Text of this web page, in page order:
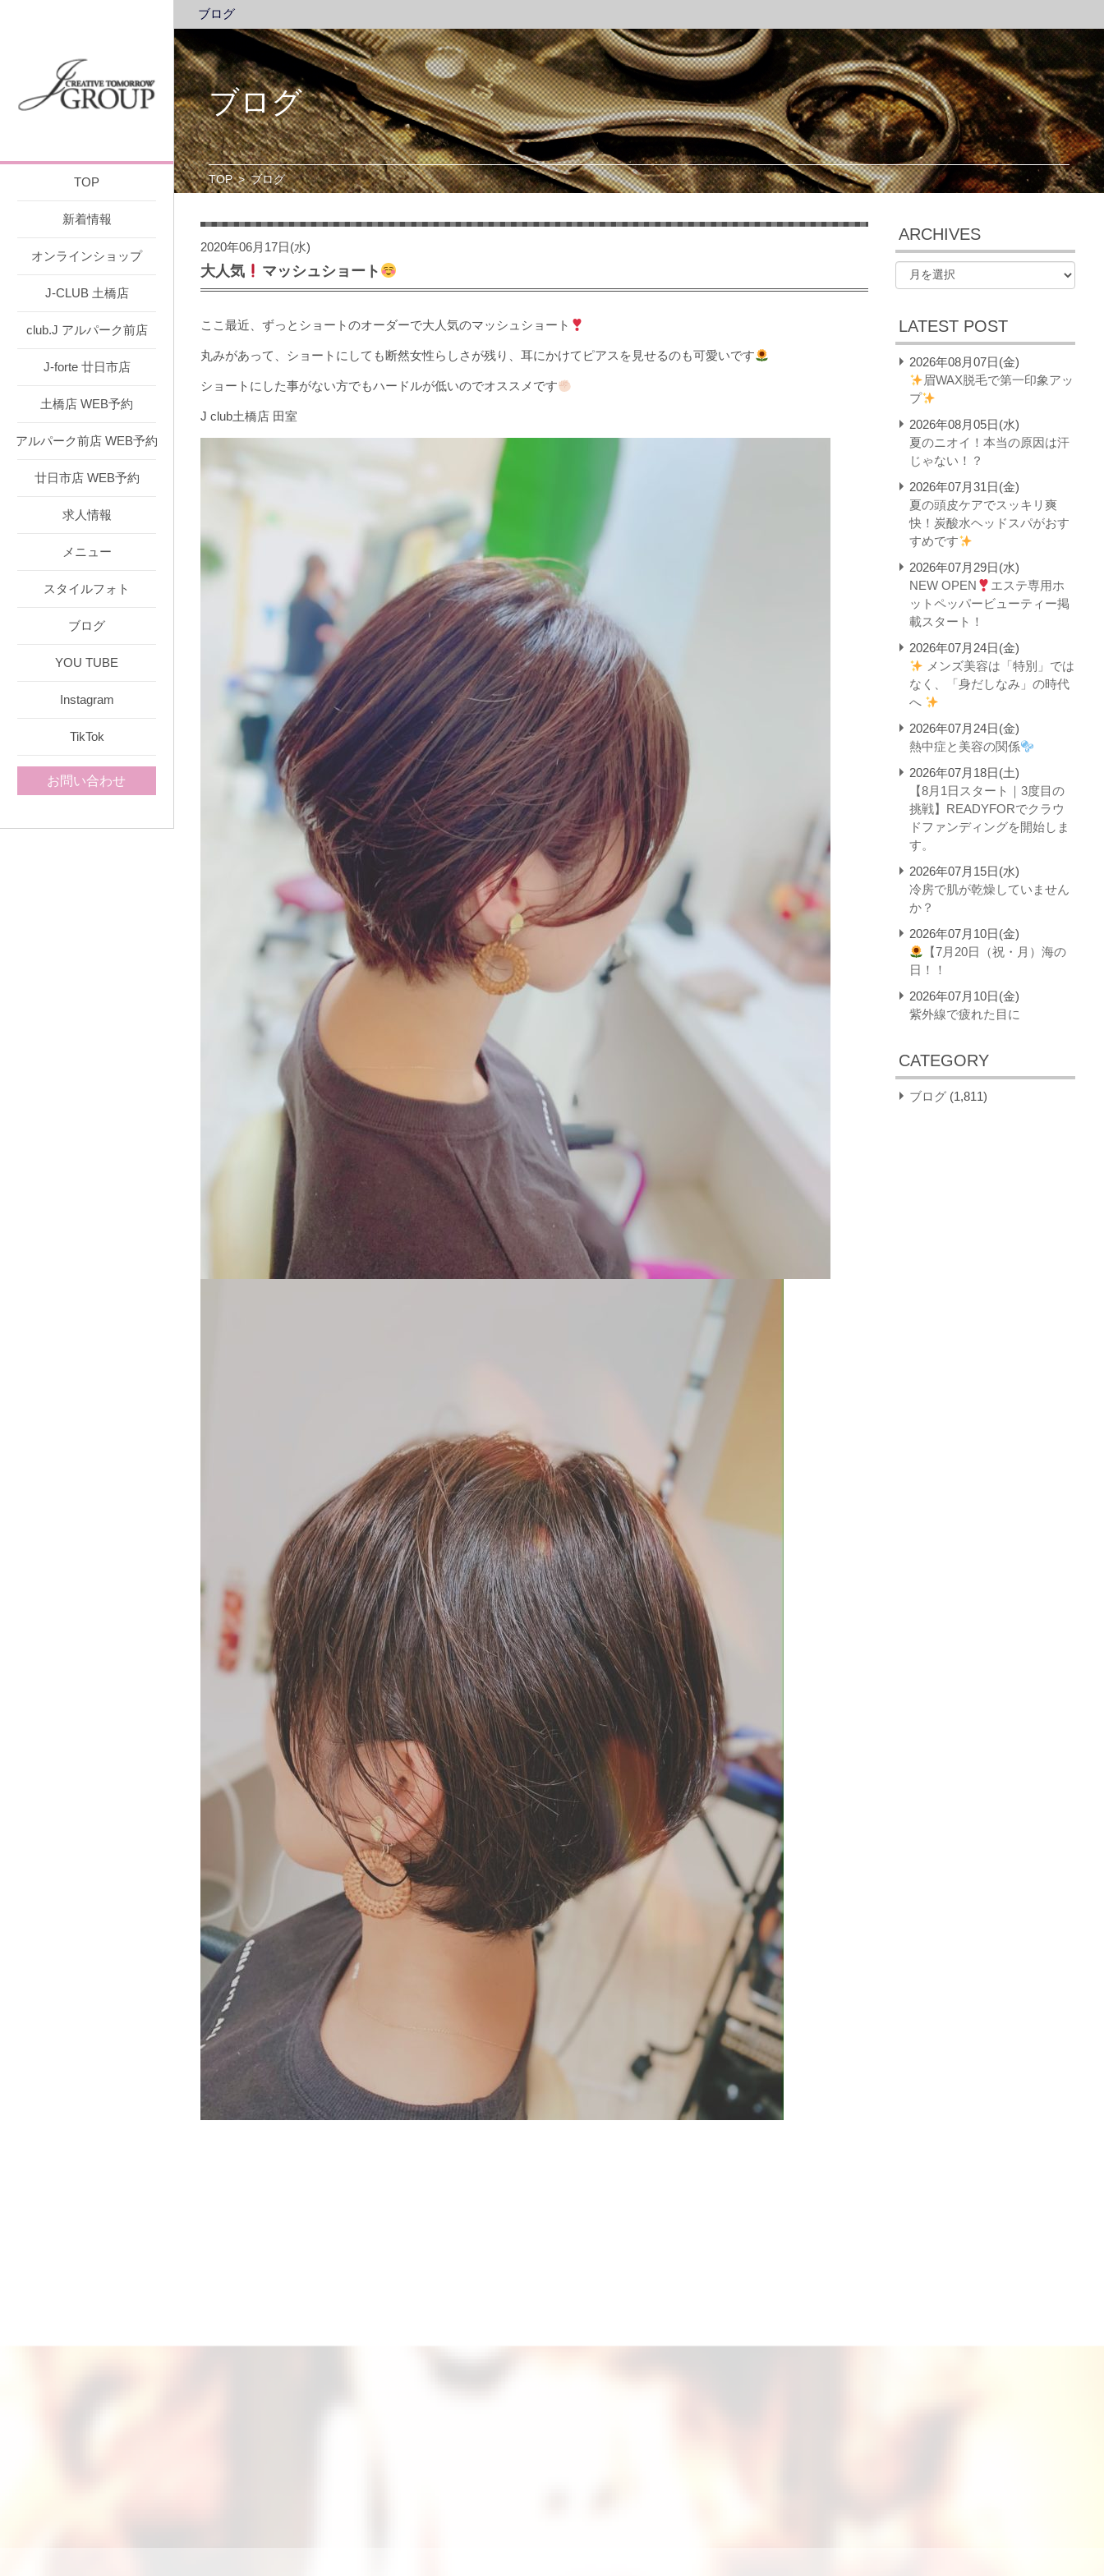
TOP
新着情報
オンラインショップ
J-CLUB 土橋店
club.J アルパーク前店
J-forte 廿日市店
土橋店 WEB予約
アルパーク前店 WEB予約
廿日市店 WEB予約
求人情報
メニュー
スタイルフォト
ブログ
YOU TUBE
Instagram
TikTok
お問い合わせ
ブログ
ブログ
TOP>ブログ
2020年06月17日(水)
大人気 マッシュショート
ここ最近、ずっとショートのオーダーで大人気のマッシュショート
丸みがあって、ショートにしても断然女性らしさが残り、耳にかけてピアスを見せるのも可愛いです
ショートにした事がない方でもハードルが低いのでオススメです
J club土橋店 田室
ARCHIVES
LATEST POST
2026年08月07日(金)
眉WAX脱毛で第一印象アッ
プ
2026年08月05日(水)
夏のニオイ！本当の原因は汗
じゃない！？
2026年07月31日(金)
夏の頭皮ケアでスッキリ爽
快！炭酸水ヘッドスパがおす
すめです
2026年07月29日(水)
NEW OPEN
エステ専用ホ
ットペッパービューティー掲
載スタート！
2026年07月24日(金)
メンズ美容は「特別」では
なく、「身だしなみ」の時代
へ
2026年07月24日(金)
熱中症と美容の関係
2026年07月18日(土)
【8月1日スタート｜3度目の
挑戦】READYFORでクラウ
ドファンディングを開始しま
す。
2026年07月15日(水)
冷房で肌が乾燥していません
か？
2026年07月10日(金)
【7月20日（祝・月）海の
日！！
2026年07月10日(金)
紫外線で疲れた目に
CATEGORY
ブログ(1,811)